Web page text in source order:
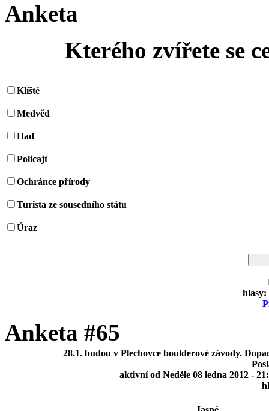
Anketa
Kterého zvířete se
Klíště
Medvěd
Had
Policajt
Ochránce přírody
Turista ze sousedního státu
Úraz
hlasy:
Anketa #65
28.1. budou v Plechovce boulderové závody.
aktivní od Neděle 08 ledna 2012 -